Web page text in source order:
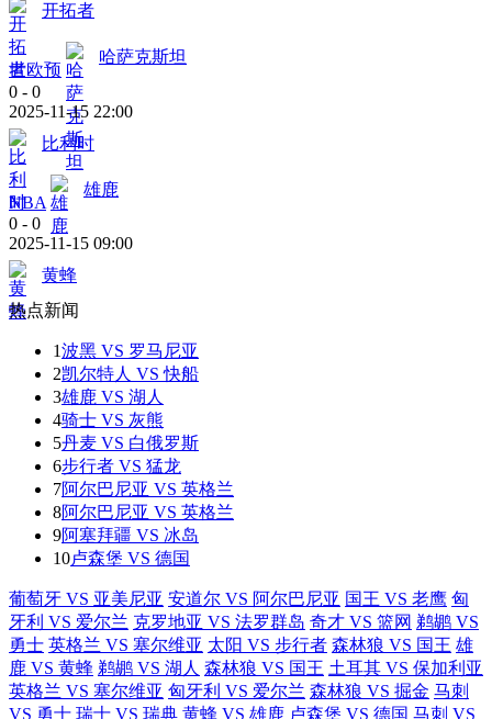
开拓者
世欧预
哈萨克斯坦
0 - 0
2025-11-15 22:00
比利时
NBA
雄鹿
0 - 0
2025-11-15 09:00
黄蜂
热点新闻
1波黑 VS 罗马尼亚
2凯尔特人 VS 快船
3雄鹿 VS 湖人
4骑士 VS 灰熊
5丹麦 VS 白俄罗斯
6步行者 VS 猛龙
7阿尔巴尼亚 VS 英格兰
8阿尔巴尼亚 VS 英格兰
9阿塞拜疆 VS 冰岛
10卢森堡 VS 德国
葡萄牙 VS 亚美尼亚 安道尔 VS 阿尔巴尼亚 国王 VS 老鹰 匈
牙利 VS 爱尔兰 克罗地亚 VS 法罗群岛 奇才 VS 篮网 鹈鹕 VS
勇士 英格兰 VS 塞尔维亚 太阳 VS 步行者 森林狼 VS 国王 雄
鹿 VS 黄蜂 鹈鹕 VS 湖人 森林狼 VS 国王 土耳其 VS 保加利亚
英格兰 VS 塞尔维亚 匈牙利 VS 爱尔兰 森林狼 VS 掘金 马刺
VS 勇士 瑞士 VS 瑞典 黄蜂 VS 雄鹿 卢森堡 VS 德国 马刺 VS